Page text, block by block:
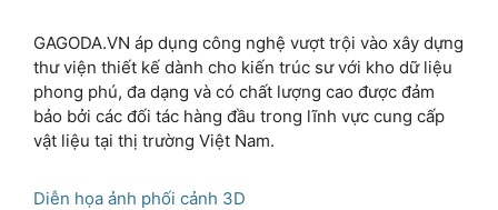
GAGODA.VN áp dụng công nghệ vượt trội vào xây dựng
thư viện thiết kế dành cho kiến trúc sư với kho dữ liệu
phong phú, đa dạng và có chất lượng cao được đảm
bảo bởi các đối tác hàng đầu trong lĩnh vực cung cấp
vật liệu tại thị trường Việt Nam.
Diễn họa ảnh phối cảnh 3D